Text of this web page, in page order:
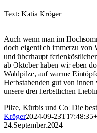
Text: Katia Kröger
Auch wenn man im
doch eigentlich immerzu von
und überhaupt
ab Oktober haben wir eben
Waldpilze, auf warme
Herbstabenden gut von
unsere drei herbstlichen
Pilze, Kürbis und Co: Die
Kröger2024-09-
24.September.2024